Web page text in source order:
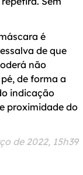
é
de que
não
de forma a
indicação
proximidade do
de 2022, 15h39